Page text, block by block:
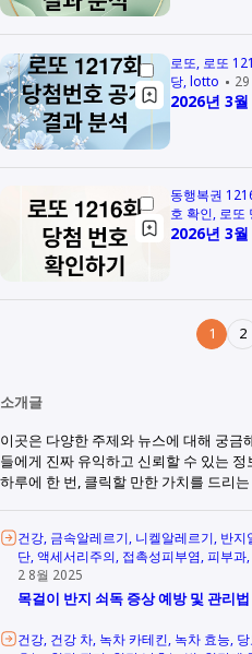
로또 로또
당 lotto
2026년 3
동행복권
호 확인 로또
2026년 3
1 2
소개글
이곳은 다양한 주제와 뉴스에 대해 궁금
들에게 진짜 유익하고 신뢰할 수 있는
하루에 한 번, 클릭할 만한 가치를 드리
건강 금속알레르기 니켈알레르기 반지
단 액세서리주의 접촉성피부염 피부과
2 8월 2025
목걸이 반지 쇠독 증상 예방 및 관리법
건강 건강 차 녹차 카테킨 녹차 효능